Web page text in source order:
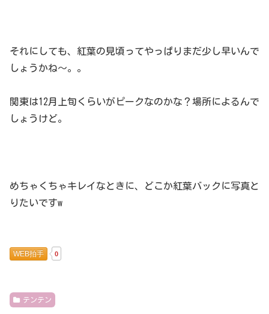
それにしても、紅葉の見頃ってやっぱりまだ少し早いんで
しょうかね～。。
関東は12月上旬くらいがピークなのかな？場所によるんで
しょうけど。
めちゃくちゃキレイなときに、どこか紅葉バックに写真と
りたいですw
WEB拍手 0
テンテン